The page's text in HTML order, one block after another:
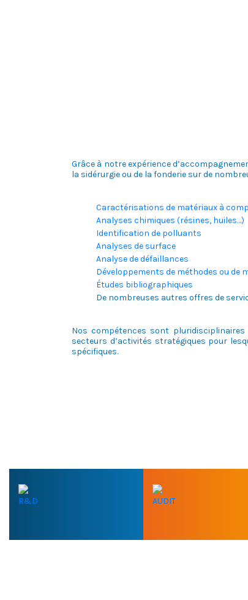
Grâce à notre expérience
la sidérurgie ou de la fonderie sur de
Caractérisations de matériaux à
Analyses chimiques (résines, huiles…)
Identification de polluants
Analyses de surface
Analyse de défaillances
Développements de méthodes ou de
Études bibliographiques
De nombreuses autres offres de
Nos compétences sont
secteurs d’activités stratégiques pour
spécifiques.
R&D AUDIT